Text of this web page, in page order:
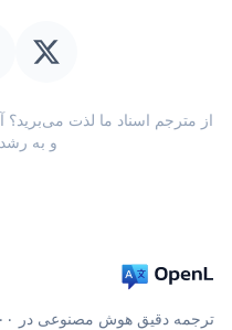
از مترجم اسناد ما لذت می‌برید؟
و به
ترجمه دقیق هوش مصنوعی در ۱۰۰+ زبان